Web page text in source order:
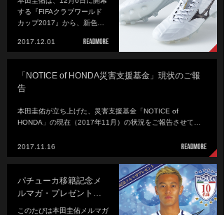
する『FIFAクラブワールド
カップ2017』から、新色…
2017.12.01
「NOTICE of HONDA災害支援基金」現状のご報
告
本田圭佑が立ち上げた、災害支援基金「NOTICE of
HONDA」の現在（2017年11月）の状況をご報告させて…
2017.11.16
パチューカ移籍記念メ
ルマガ・プレゼント…
このたびは本田圭佑メルマガ